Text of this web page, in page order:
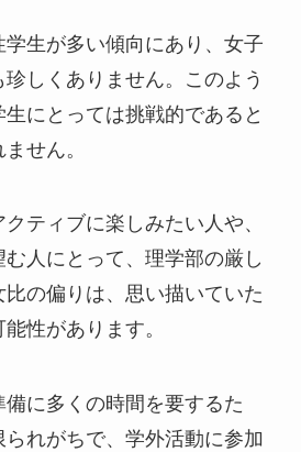
学生が多い傾向にあり、女子
しくありません。このよう
にとっては挑戦的であると
せん。
ティブに楽しみたい人や、
人にとって、理学部の厳し
の偏りは、思い描いていた
性があります。
に多くの時間を要するた
れがちで、学外活動に参加